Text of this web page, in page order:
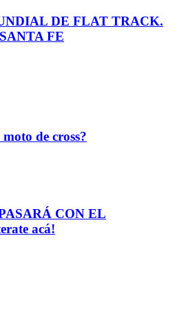
DE FLAT TRACK.
FE
de cross?
CON EL
acá!